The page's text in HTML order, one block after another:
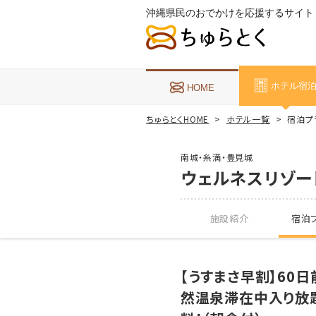
沖縄県民のおでかけを応援するサイト
HOME ホテル宿泊
ちゅらとくHOME ホテル一覧 宿泊プ
南城・糸満・豊見城
ウェルネスリゾ
施設紹介 宿泊
【うすまさ早割】
然温泉滞在中入り放